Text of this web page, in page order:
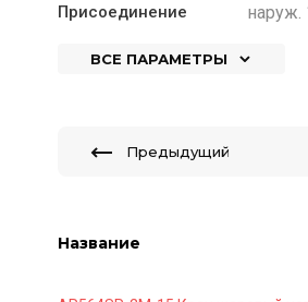
Присоединение наруж.
ВСЕ ПАРАМЕТРЫ
Предыдущий
Название